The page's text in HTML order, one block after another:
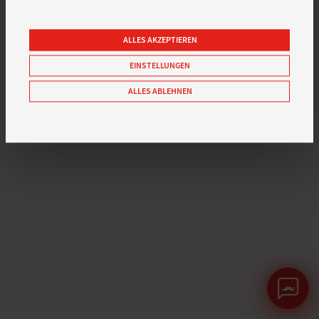
ALLES AKZEPTIEREN
EINSTELLUNGEN
ALLES ABLEHNEN